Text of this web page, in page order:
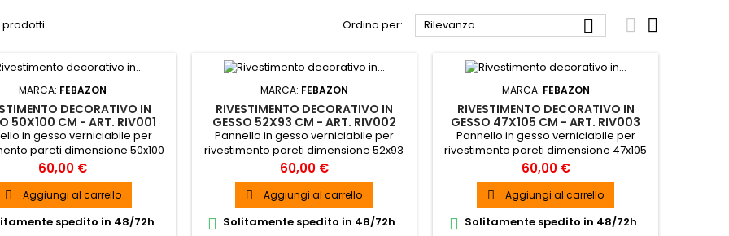
prodotti. Ordina per: Rilevanza   
MARCA: FEBAZON
DECORATIVO IN
50X100 CM - ART. RIV001
in gesso verniciabile per
pareti dimensione 50x100
cm SPEDIZIONE GRATUITA
Prezzo
60,00 €
 Aggiungi al carrello
spedito in 48/72h
MARCA: FEBAZON
RIVESTIMENTO DECORATIVO IN
GESSO 52X93 CM - ART. RIV002
Pannello in gesso verniciabile per
rivestimento pareti dimensione 52x93
cm SPEDIZIONE GRATUITA
Prezzo
60,00 €
 Aggiungi al carrello
 Solitamente spedito in 48/72h
MARCA: FEBAZON
RIVESTIMENTO DECORATIVO IN
GESSO 47X105 CM - ART. RIV003
Pannello in gesso verniciabile per
rivestimento pareti dimensione 47x105
cm SPEDIZIONE GRATUITA
Prezzo
60,00 €
 Aggiungi al carrello
 Solitamente spedito in 48/72h